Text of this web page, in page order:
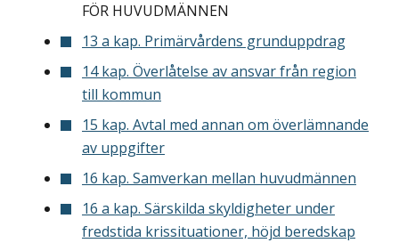
FÖR HUVUDMÄNNEN
13 a kap. Primärvårdens grunduppdrag
14 kap. Överlåtelse av ansvar från region
till kommun
15 kap. Avtal med annan om överlämnande
av uppgifter
16 kap. Samverkan mellan huvudmännen
16 a kap. Särskilda skyldigheter under
fredstida krissituationer, höjd beredskap